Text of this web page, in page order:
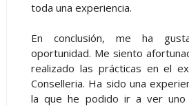
toda una experiencia.
En conclusión, me ha
oportunidad. Me siento
realizado las prácticas en el
Conselleria. Ha sido una
la que he podido ir a ver uno